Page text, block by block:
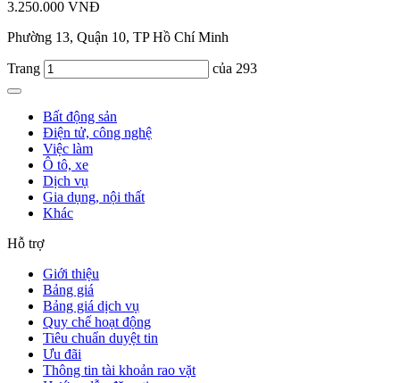
3.250.000 VNĐ
Phường 13, Quận 10, TP Hồ Chí Minh
Trang của 293
Bất động sản
Điện tử, công nghệ
Việc làm
Ô tô, xe
Dịch vụ
Gia dụng, nội thất
Khác
Hỗ trợ
Giới thiệu
Bảng giá
Bảng giá dịch vụ
Quy chế hoạt động
Tiêu chuẩn duyệt tin
Ưu đãi
Thông tin tài khoản rao vặt